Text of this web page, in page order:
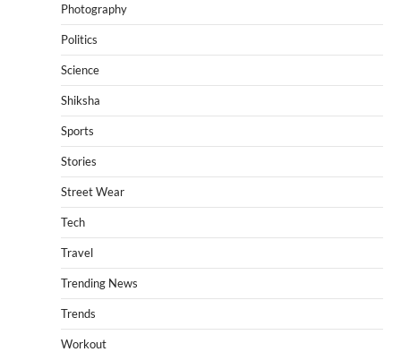
Photography
Politics
Science
Shiksha
Sports
Stories
Street Wear
Tech
Travel
Trending News
Trends
Workout